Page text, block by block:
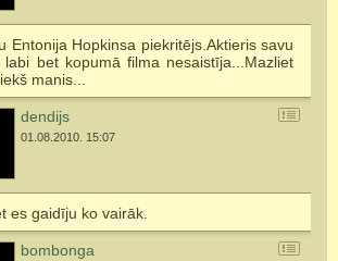
Entonija Hopkinsa piekritējs.Aktieris savu
labi bet kopumā filma nesaistīja...Mazliet
manis...
dendijs
01.08.2010. 15:07
es gaidīju ko vairāk.
bombonga